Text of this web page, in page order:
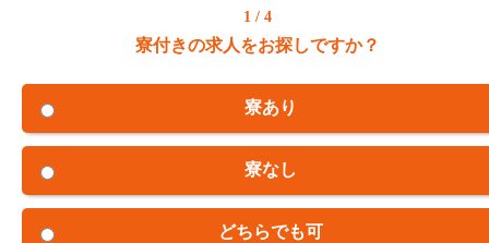
1 / 4
寮付きの求人をお探しですか？
寮あり
寮なし
どちらでも可